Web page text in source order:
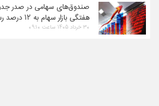
صندوق‌های سهامی در صدر
هفتگی بازار سهام به ۱۲ درصد رسید
۳۰ خرداد ۱۴۰۵ ساعت ۰۹:۱۰